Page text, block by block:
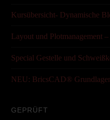
Kursübersicht- Dynamische
Layout und Plotmanagement
Special Gestelle und
NEU: BricsCAD®
GEPRÜFT